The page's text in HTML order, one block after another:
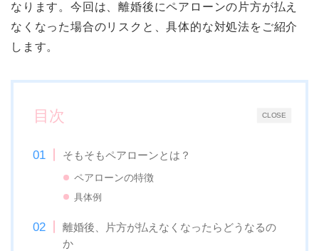
なります。今回は、離婚後にペアローンの片方が払え
なくなった場合のリスクと、具体的な対処法をご紹介
します。
CLOSE
目次
そもそもペアローンとは？
ペアローンの特徴
具体例
離婚後、片方が払えなくなったらどうなるの
か